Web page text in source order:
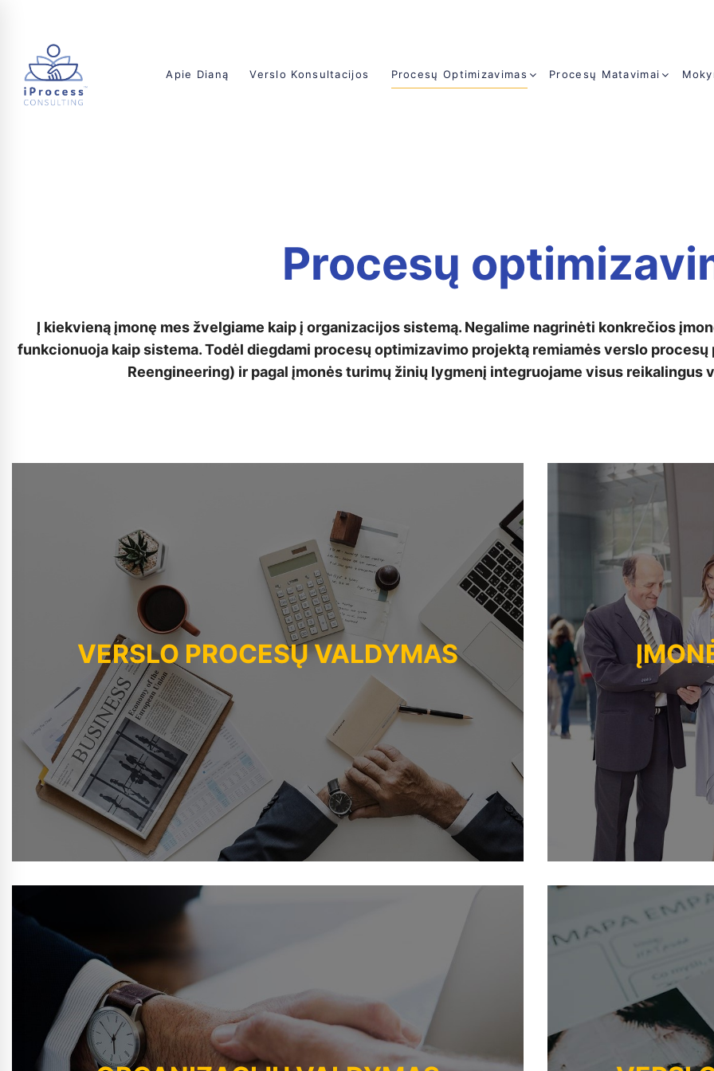
Apie Dianą Verslo Konsultacijos Procesų Optimizavimas Procesų Matavimai
Procesų
Į kiekvieną įmonę mes žvelgiame kaip į organizacijos sistemą. Negalime nagrinėti konkrečios
funkcionuoja kaip sistema. Todėl diegdami procesų optimizavimo projektą remiamės verslo
Reengineering) ir pagal įmonės turimų žinių lygmenį integruojame visus reikalingus
VERSLO PROCESŲ VALDYMAS
VERSLO PROCESŲ VALDYMAS